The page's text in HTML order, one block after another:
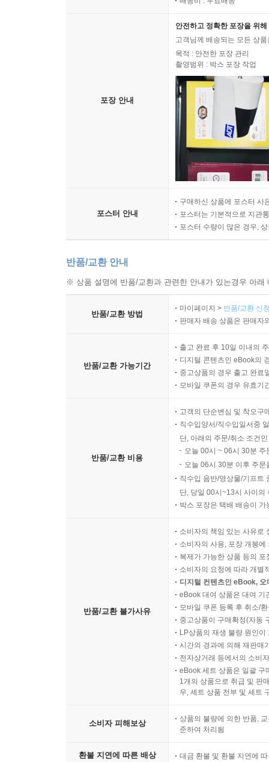
포장 안내
안전하고 정확한 포장을 위
고객님께 배송되는 모든 상
목적 : 안전한 포장 관리
촬영범위 : 박스 포장 작업
포스터 안내
구매하신 상품에 포스터 사
포스터는 기본적으로 지관
포스터 수량이 많은 경우,
반품/교환 안내
※ 상품 설명에 반품/교환과 관련한 안내가 있는경우 아
반품/교환 방법
마이페이지 > 반품/교환 신
판매자 배송 상품은 판매자
반품/교환 가능기간
출고 완료 후 10일 이내의
디지털 콘텐츠인 eBook의
중고상품의 경우 출고 완료
모바일 쿠폰의 경우 유효기
반품/교환 비용
고객의 단순변심 및 착오구
직수입양서/직수입일서중
단, 아래의 주문/취소 조건
오늘 00시 ~ 06시 30분
오늘 06시 30분 이후 주
직수입 음반/영상물/기프트
단, 당일 00시~13시 사이의
박스 포장은 택배 배송이
반품/교환 불가사유
소비자의 책임 있는 사유로
소비자의 사용, 포장 개봉
복제가 가능한 상품 등의
소비자의 요청에 따라 개별
디지털 컨텐츠인 eBook,
eBook 대여 상품은 대여 기
모바일 쿠폰 등록 후 취소/
중고상품이 구매확정(자동
LP상품의 재생 불량 원인
시간의 경과에 의해 재판매
전자상거래 등에서의 소비
eBook 세트 상품은 일괄 구
1개의 상품으로 취급 및 판
우, 세트 상품 전부 및 세트
소비자 피해보상
상품의 불량에 의한 반품,
준하여 처리됨
환불 지연에 따른 배상 대금 환불 및 환불 지연에